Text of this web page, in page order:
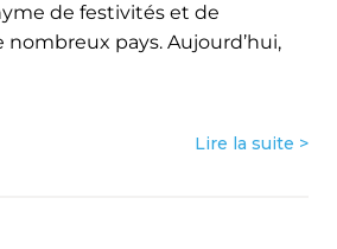
de festivités et de
pays. Aujourd’hui,
Lire la suite >